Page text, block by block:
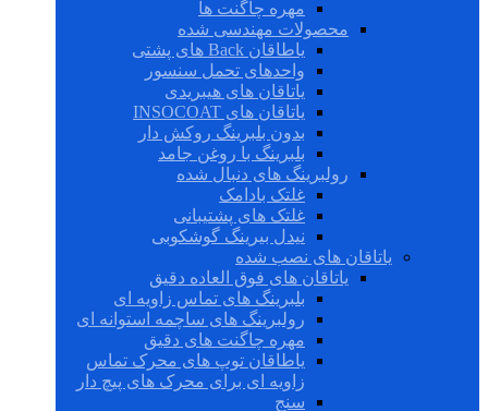
مهره چاگنت ها
محصولات مهندسی شده
یاطاقان Back های پشتی
واحدهای تحمل سنسور
یاتاقان های هیبریدی
یاتاقان های INSOCOAT
بدون بلبرینگ روکش دار
بلبرینگ با روغن جامد
رولبرینگ های دنبال شده
غلتک بادامک
غلتک های پشتیبانی
نیدل بیرینگ گوشکوبی
یاتاقان های نصب شده
یاتاقان های فوق العاده دقیق
بلبرینگ های تماس زاویه ای
رولبرینگ های ساچمه استوانه ای
مهره چاگنت های دقیق
یاطاقان توپ های محرک تماس
زاویه ای برای محرک های پیچ دار
سنج